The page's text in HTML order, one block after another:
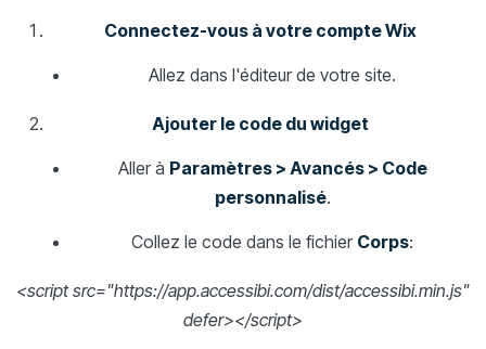
Connectez-vous à votre compte Wix
Allez dans l'éditeur de votre site.
Ajouter le code du widget
Aller à Paramètres > Avancés > Code
personnalisé.
Collez le code dans le fichier Corps:
<script src="https://app.accessibi.com/dist/accessibi.min.js"
defer></script>